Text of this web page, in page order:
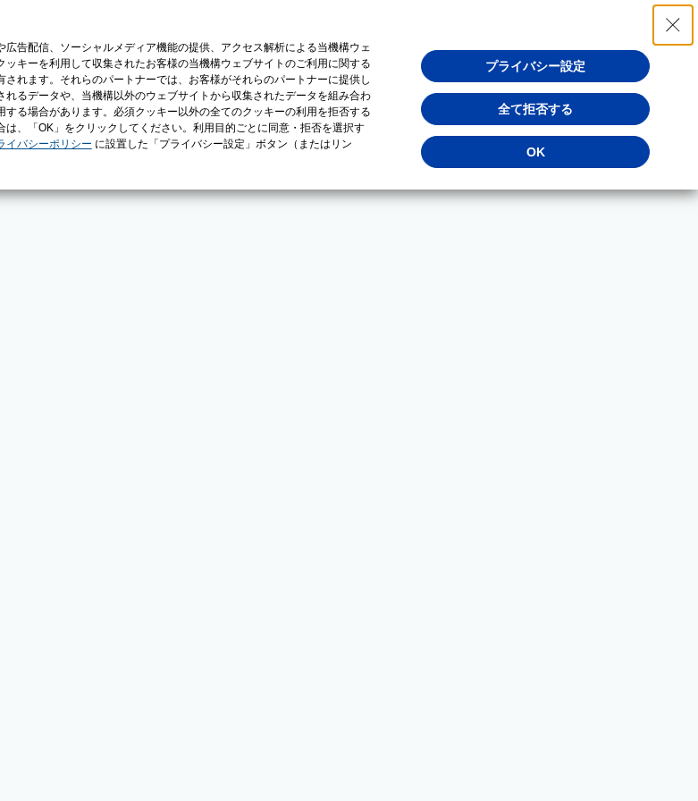
告配信、ソーシャルメディア機能の提供、アクセス解析による当機構ウェ
キーを利用して収集されたお客様の当機構ウェブサイトのご利用に関する
れます。それらのパートナーでは、お客様がそれらのパートナーに提供し
るデータや、当機構以外のウェブサイトから収集されたデータを組み合わ
る場合があります。必須クッキー以外の全てのクッキーの利用を拒否する
、「OK」をクリックしてください。利用目的ごとに同意・拒否を選択す
イバシーポリシー に設置した「プライバシー設定」ボタン（またはリン
プライバシー設定
全て拒否する
OK